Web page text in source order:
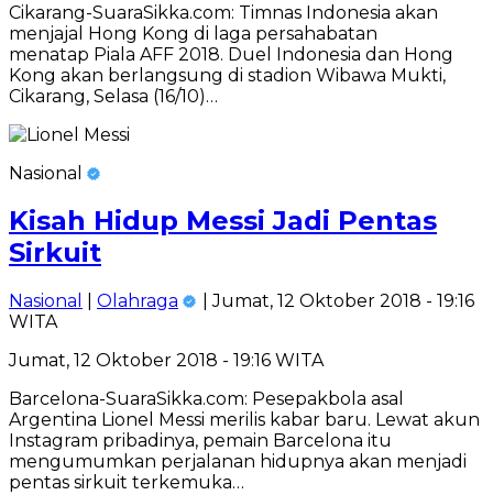
Cikarang-SuaraSikka.com: Timnas Indonesia akan
menjajal Hong Kong di laga persahabatan
menatap Piala AFF 2018. Duel Indonesia dan Hong
Kong akan berlangsung di stadion Wibawa Mukti,
Cikarang, Selasa (16/10)…
Nasional
Kisah Hidup Messi Jadi Pentas
Sirkuit
Nasional Olahraga
| Jumat, 12 Oktober 2018 - 19:16
WITA
Jumat, 12 Oktober 2018 - 19:16 WITA
Barcelona-SuaraSikka.com: Pesepakbola asal
Argentina Lionel Messi merilis kabar baru. Lewat akun
Instagram pribadinya, pemain Barcelona itu
mengumumkan perjalanan hidupnya akan menjadi
pentas sirkuit terkemuka…